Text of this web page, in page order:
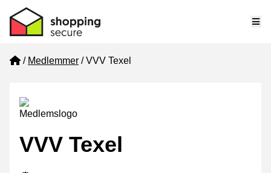
Home
Medlemmer VVV Texel
VVV Texel